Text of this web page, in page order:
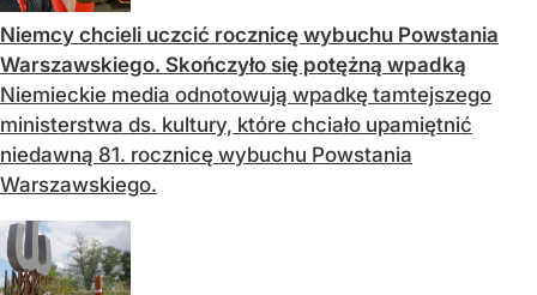
Niemcy chcieli uczcić rocznicę wybuchu Powstania
Warszawskiego. Skończyło się potężną wpadką
Niemieckie media odnotowują wpadkę tamtejszego
ministerstwa ds. kultury, które chciało upamiętnić
niedawną 81. rocznicę wybuchu Powstania
Warszawskiego.